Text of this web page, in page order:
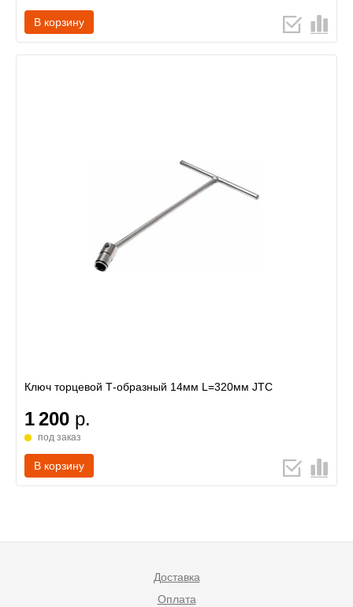
В корзину
Ключ торцевой Т-образный 14мм L=320мм JTC
1 200 р.
под заказ
В корзину
Доставка
Оплата